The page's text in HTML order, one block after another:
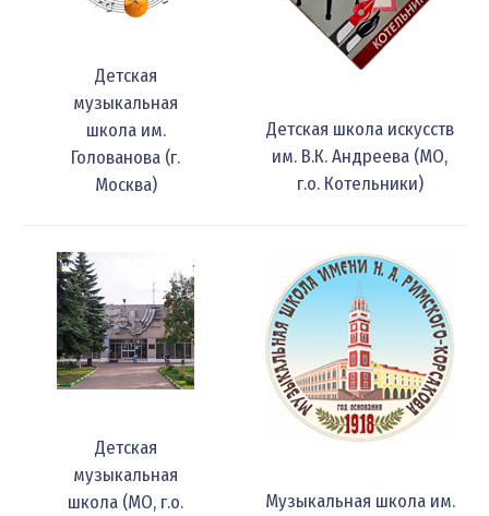
Детская
музыкальная
школа им.
Голованова (г.
Москва)
Детская школа искусств
им. В.К. Андреева (МО,
г.о. Котельники)
Детская
музыкальная
школа (МО, г.о.
Музыкальная школа им.